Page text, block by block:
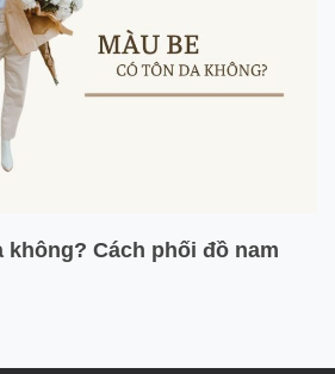
không? Cách phối đồ nam